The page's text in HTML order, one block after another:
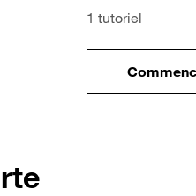
mobile
1 tutoriel
le